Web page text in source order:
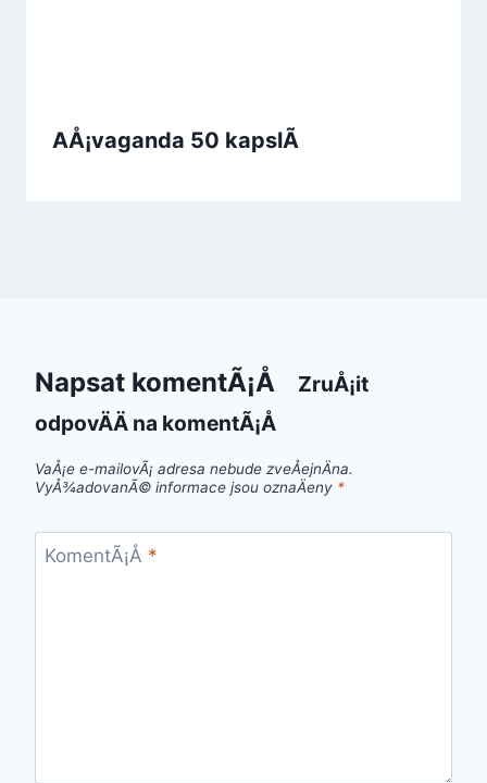
AÅ¡vaganda 50 kapslÃ­
Napsat komentÃ¡Å
ZruÅ¡it
odpovÄÄ na komentÃ¡Å
VaÅ¡e e-mailovÃ¡ adresa nebude zveÅejnÄna.
VyÅ¾adovanÃ© informace jsou oznaÄeny *
KomentÃ¡Å *